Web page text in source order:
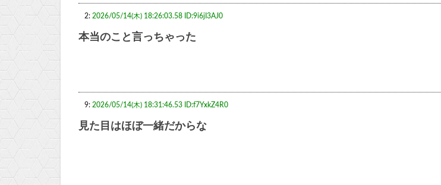
2: 2026/05/14(木) 18:26:03.58 ID:9i6jI3AJ0
本当のこと言っちゃった
9: 2026/05/14(木) 18:31:46.53 ID:f7YxkZ4R0
見た目はほぼ一緒だからな